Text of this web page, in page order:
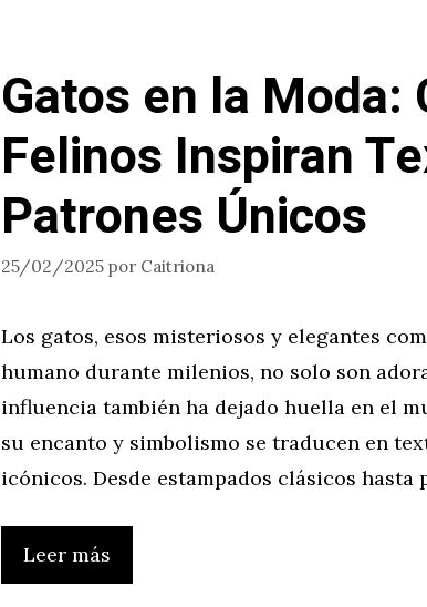
Gatos en la Moda:
Felinos Inspiran
Patrones Únicos
25/02/2025 por Caitriona
Los gatos, esos misteriosos y elegantes
humano durante milenios, no solo son
influencia también ha dejado huella en el
su encanto y simbolismo se traducen en
icónicos. Desde estampados clásicos hasta
Leer más